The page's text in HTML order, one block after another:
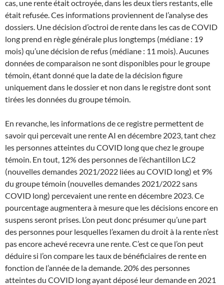
cas, une rente était octroyée, dans les deux tiers restants, elle
était refusée. Ces informations proviennent de l’analyse des
dossiers. Une décision d’octroi de rente dans les cas de COVID
long prend en règle générale plus longtemps (médiane : 19
mois) qu’une décision de refus (médiane : 11 mois). Aucunes
données de comparaison ne sont disponibles pour le groupe
témoin, étant donné que la date de la décision figure
uniquement dans le dossier et non dans le registre dont sont
tirées les données du groupe témoin.
En revanche, les informations de ce registre permettent de
savoir qui percevait une rente AI en décembre 2023, tant chez
les personnes atteintes du COVID long que chez le groupe
témoin. En tout, 12% des personnes de l’échantillon LC2
(nouvelles demandes 2021/2022 liées au COVID long) et 9%
du groupe témoin (nouvelles demandes 2021/2022 sans
COVID long) percevaient une rente en décembre 2023. Ce
pourcentage augmentera à mesure que les décisions encore en
suspens seront prises. L’on peut donc présumer qu’une part
des personnes pour lesquelles l’examen du droit à la rente n’est
pas encore achevé recevra une rente. C’est ce que l’on peut
déduire si l’on compare les taux de bénéficiaires de rente en
fonction de l’année de la demande. 20% des personnes
atteintes du COVID long ayant déposé leur demande en 2021